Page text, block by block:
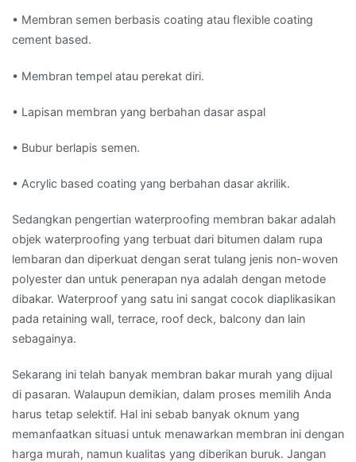
• Membran semen berbasis coating atau flexible coating
cement based.
• Membran tempel atau perekat diri.
• Lapisan membran yang berbahan dasar aspal
• Bubur berlapis semen.
• Acrylic based coating yang berbahan dasar akrilik.
Sedangkan pengertian waterproofing membran bakar adalah
objek waterproofing yang terbuat dari bitumen dalam rupa
lembaran dan diperkuat dengan serat tulang jenis non-woven
polyester dan untuk penerapan nya adalah dengan metode
dibakar. Waterproof yang satu ini sangat cocok diaplikasikan
pada retaining wall, terrace, roof deck, balcony dan lain
sebagainya.
Sekarang ini telah banyak membran bakar murah yang dijual
di pasaran. Walaupun demikian, dalam proses memilih Anda
harus tetap selektif. Hal ini sebab banyak oknum yang
memanfaatkan situasi untuk menawarkan membran ini dengan
harga murah, namun kualitas yang diberikan buruk. Jangan